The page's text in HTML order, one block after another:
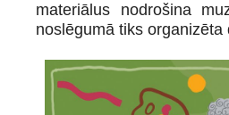
materiālus nodrošina
noslēgumā tiks